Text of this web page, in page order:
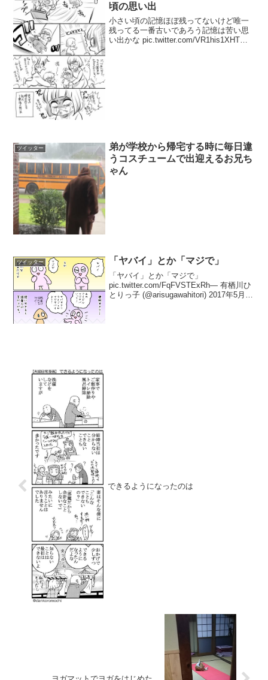
頃の思い出
小さい頃の記憶ほぼ残ってないけど唯一
残ってる一番古いであろう記憶は苦い思
い出かな pic.twitter.com/VR1his1XHT—
ツイッター
弟が学校から帰宅する時に毎日違
うコスチュームで出迎えるお兄ち
ゃん
ツイッター 「ヤバイ」とか「マジで」
「ヤバイ」とか「マジで」
pic.twitter.com/FqFVSTExRh— 有栖川ひ
とりっ子 (@arisugawahitori) 2017年5月23
できるようになったのは